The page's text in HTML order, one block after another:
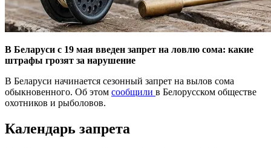
В Беларуси с 19 мая введен запрет на ловлю сома: какие
штрафы грозят за нарушение
В Беларуси начинается сезонный запрет на вылов сома
обыкновенного. Об этом сообщили в Белорусском обществе
охотников и рыболовов.
Календарь запрета